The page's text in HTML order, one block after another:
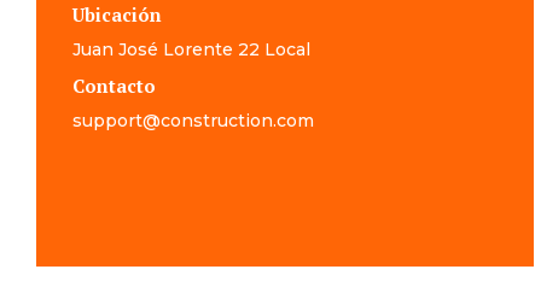
Ubicación
Juan José Lorente 22 Local
Contacto
support@construction.com